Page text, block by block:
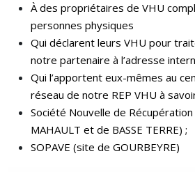
À des propriétaires de VHU
personnes physiques
Qui déclarent leurs VHU pour
notre partenaire à l’adresse
Qui l’apportent eux-mêmes au
réseau de notre REP VHU à
Société Nouvelle de
MAHAULT et de BASSE TERRE) ;
SOPAVE (site de GOURBEYRE)